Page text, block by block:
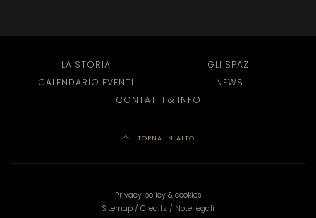
LA STORIA
GLI SPAZI
CALENDARIO EVENTI
NEWS
CONTATTI & INFO
TORNA IN ALTO
Privacy policy & cookies
Sitemap / Credits / Note legali